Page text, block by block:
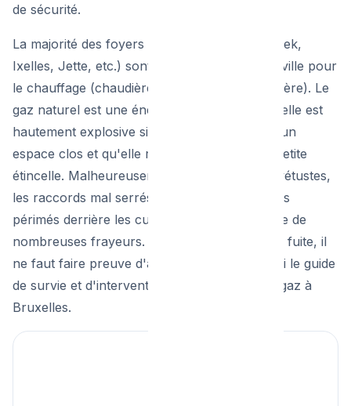
de sécurité.
La majorité des foyers bruxellois (à Schaerbeek,
Ixelles, Jette, etc.) sont raccordés au gaz de ville pour
le chauffage (chaudière) ou la cuisson (gazinière). Le
gaz naturel est une énergie formidable, mais elle est
hautement explosive si elle s'accumule dans un
espace clos et qu'elle rencontre la moindre petite
étincelle. Malheureusement, les installations vétustes,
les raccords mal serrés ou les tuyaux flexibles
périmés derrière les cuisinières sont à l'origine de
nombreuses frayeurs. Si vous suspectez une fuite, il
ne faut faire preuve d'aucune tolérance. Voici le guide
de survie et d'intervention en cas de fuite de gaz à
Bruxelles.